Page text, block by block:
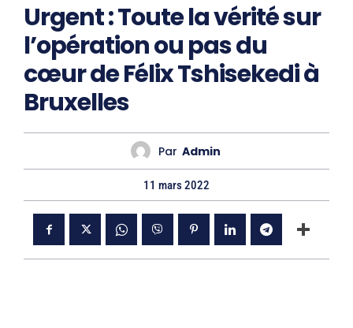
Urgent : Toute la vérité sur
l’opération ou pas du
cœur de Félix Tshisekedi à
Bruxelles
Par Admin
11 mars 2022